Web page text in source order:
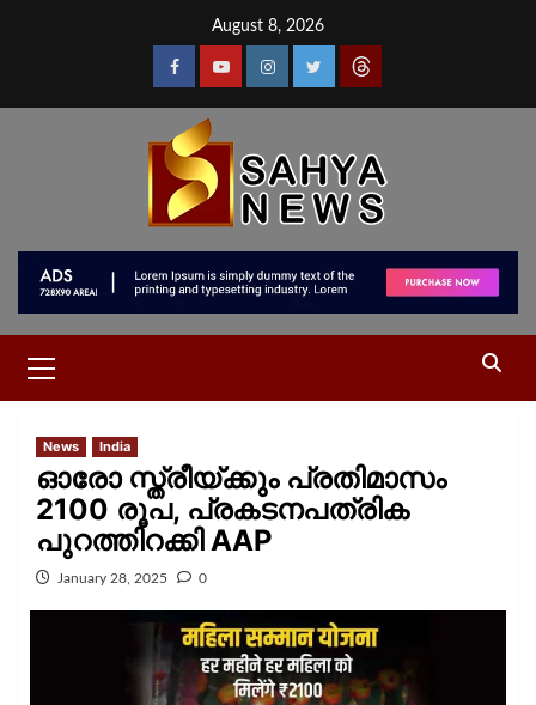
August 8, 2026
News India
ഓരോ സ്ത്രീയ്ക്കും പ്രതിമാസം
2100 രൂപ, പ്രകടനപത്രിക
പുറത്തിറക്കി AAP
January 28, 2025 0